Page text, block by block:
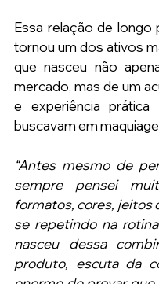
Essa relação de longo
tornou um dos ativos
que nasceu não
mercado, mas de um
e experiência
buscavam em
“Antes mesmo de
sempre pensei
formatos, cores, jeitos
se repetindo na
nasceu dessa
produto, escuta da